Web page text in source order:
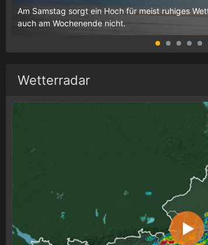
Am Samstag sorgt ein Hoch für meist ruhiges
auch am Wochenende nicht.
Wetterradar